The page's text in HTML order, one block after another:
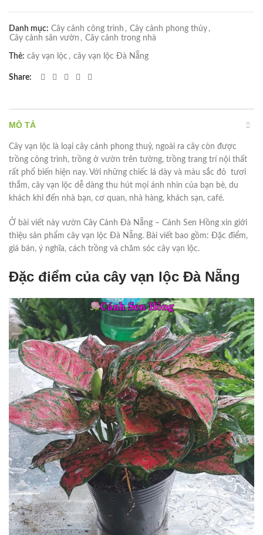
Danh mục: Cây cảnh công trình , Cây cảnh phong thủy ,
Cây cảnh sân vườn , Cây cảnh trong nhà
Thẻ: cây vạn lộc , cây vạn lộc Đà Nẵng
Share
MÔ TẢ
Cây vạn lộc là loại cây cảnh phong thuỷ, ngoài ra cây còn được
trồng công trình, trồng ở vườn trên tường, trồng trang trí nội thất
rất phổ biến hiện nay. Với những chiếc lá dày và màu sắc đỏ tươi
thắm, cây vạn lộc dễ dàng thu hút mọi ánh nhìn của bạn bè, du
khách khi đến nhà bạn, cơ quan, nhà hàng, khách sạn, café.
Ở bài viết này vườn Cây Cảnh Đà Nẵng – Cánh Sen Hồng xin giới
thiệu sản phẩm cây vạn lộc Đà Nẵng. Bài viết bao gồm: Đặc điểm,
giá bán, ý nghĩa, cách trồng và chăm sóc cây vạn lộc.
Đặc điểm của cây vạn lộc Đà Nẵng